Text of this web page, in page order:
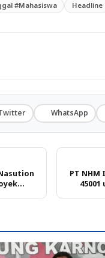
#Mahasiswa Headline
WhatsApp
PT NHM